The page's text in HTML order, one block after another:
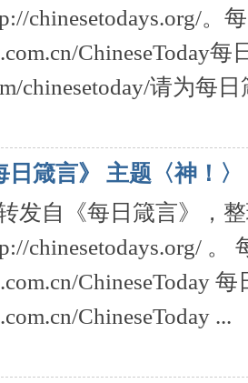
chinesetodays.org/。
ChineseToday每
chinesetoday/请为每日
箴言》 主题〈神！〉
发自《每日箴言》，
chinesetodays.org/ 。
ChineseToday
ChineseToday ...